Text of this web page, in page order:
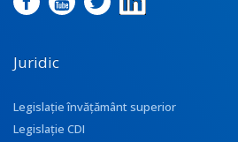
Juridic
Legislație învățământ superior
Legislație CDI